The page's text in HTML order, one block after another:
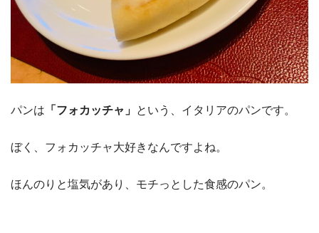
パンは 「フォカッチャ」 という、イタリアのパンです。
ぼく、フォカッチャ大好きなんですよね。
ほんのりと塩気があり、モチっとした食感のパン。